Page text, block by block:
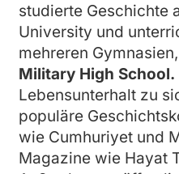
studierte Geschichte
University und
mehreren
Military High School.
Lebensunterhalt zu
populäre
wie Cumhuriyet und
Magazine wie Hayat